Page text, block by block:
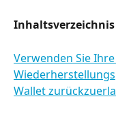
Inhaltsverzeichnis
Verwenden Sie
Wallet